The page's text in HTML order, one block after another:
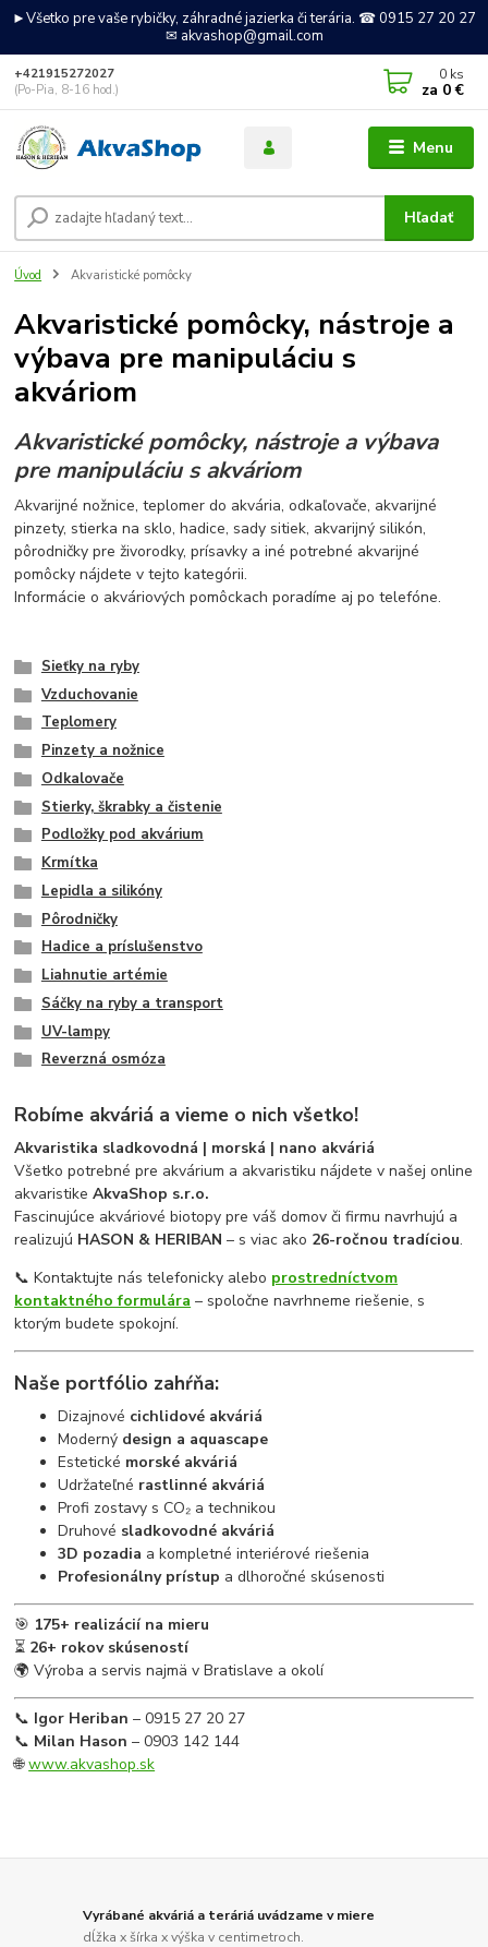
►Všetko pre vaše rybičky, záhradné jazierka či terária. ☎ 0915 27 20 27
✉ akvashop@gmail.com
Menu
Hľadať
+421915272027
(Po-Pia, 8-16 hod.)
0 ks
za 0 €
Úvod Akvaristické pomôcky
Akvaristické pomôcky, nástroje a
výbava pre manipuláciu s
akváriom
Akvaristické pomôcky, nástroje a výbava
pre manipuláciu s akváriom
Akvarijné nožnice, teplomer do akvária, odkaľovače, akvarijné
pinzety, stierka na sklo, hadice, sady sitiek, akvarijný silikón,
pôrodničky pre živorodky, prísavky a iné potrebné akvarijné
pomôcky nájdete v tejto kategórii.
Informácie o akváriových pomôckach poradíme aj po telefóne.
Sieťky na ryby
Vzduchovanie
Teplomery
Pinzety a nožnice
Odkalovače
Stierky, škrabky a čistenie
Podložky pod akvárium
Krmítka
Lepidla a silikóny
Pôrodničky
Hadice a príslušenstvo
Liahnutie artémie
Sáčky na ryby a transport
UV-lampy
Reverzná osmóza
Robíme akváriá a vieme o nich všetko!
Akvaristika sladkovodná | morská | nano akváriá
Všetko potrebné pre akvárium a akvaristiku nájdete v našej online
akvaristikeAkvaShop s.r.o.
Fascinujúce akváriové biotopy pre váš domov či firmu navrhujú a
realizujú HASON & HERIBAN – s viac ako 26-ročnou tradíciou.
📞 Kontaktujte nás telefonicky alebo prostredníctvom
kontaktného formulára – spoločne navrhneme riešenie, s
ktorým budete spokojní.
Naše portfólio zahŕňa:
Dizajnové cichlidové akváriá
Moderný design a aquascape
Estetické morské akváriá
Udržateľné rastlinné akváriá
Profi zostavy s CO₂ a technikou
Druhové sladkovodné akváriá
3D pozadia a kompletné interiérové riešenia
Profesionálny prístup a dlhoročné skúsenosti
🎯 175+ realizácií na mieru
⏳ 26+ rokov skúseností
🌍 Výroba a servis najmä v Bratislave a okolí
📞 Igor Heriban – 0915 27 20 27
📞 Milan Hason – 0903 142 144
🌐www.akvashop.sk
Vyrábané akváriá a teráriá uvádzame v miere
dĺžka x šírka x výška v centimetroch.